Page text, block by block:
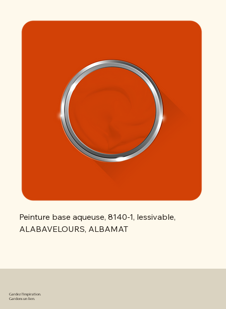
Peinture base aqueuse, 8140-1, lessivable,
ALABAVELOURS, ALBAMAT
Gardez l'inspiration.
Gardons un lien.